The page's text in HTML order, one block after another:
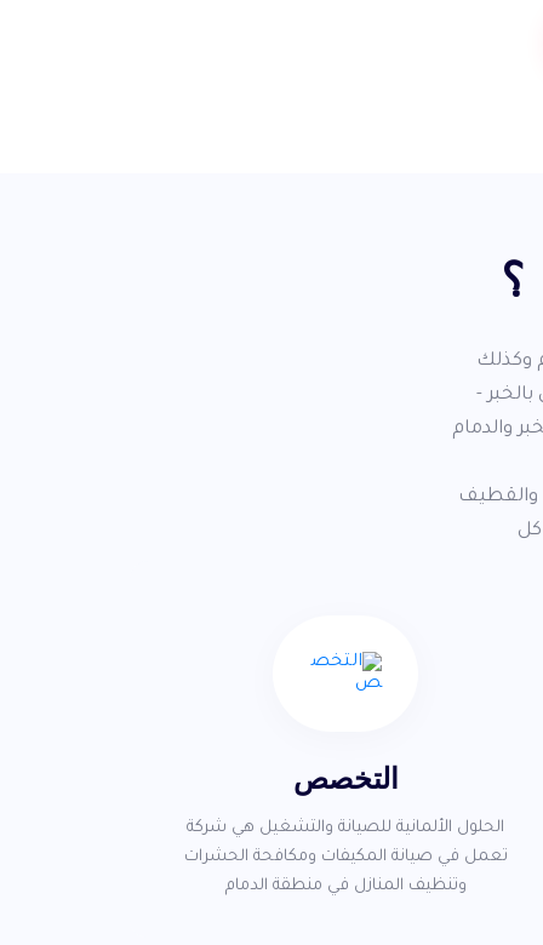
؟
وكذلك
-
والدمام
والقطيف
التخصص
الحلول الألمانية للصيانة والتشغيل هي شركة
تعمل في صيانة المكيفات ومكافحة الحشرات
وتنظيف المنازل في منطقة الدمام